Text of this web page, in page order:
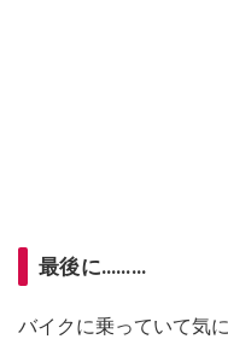
最後に………
バイクに乗っていて気